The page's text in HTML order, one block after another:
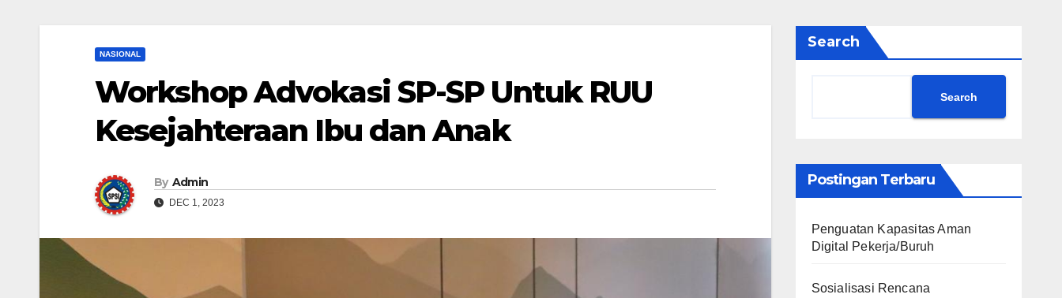
NASIONAL
Workshop Advokasi SP-SP Untuk RUU
Kesejahteraan Ibu dan Anak
By Admin
DEC 1, 2023
Search
Search
Postingan Terbaru
Penguatan Kapasitas Aman
Digital Pekerja/Buruh
Sosialisasi Rencana